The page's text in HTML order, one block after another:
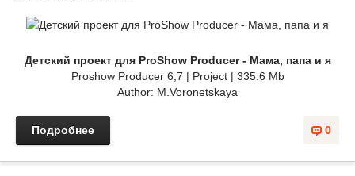
Детский проект для ProShow Producer - Мама, папа и я
Proshow Producer 6,7 | Project | 335.6 Mb
Author: M.Voronetskaya
0
Подробнее